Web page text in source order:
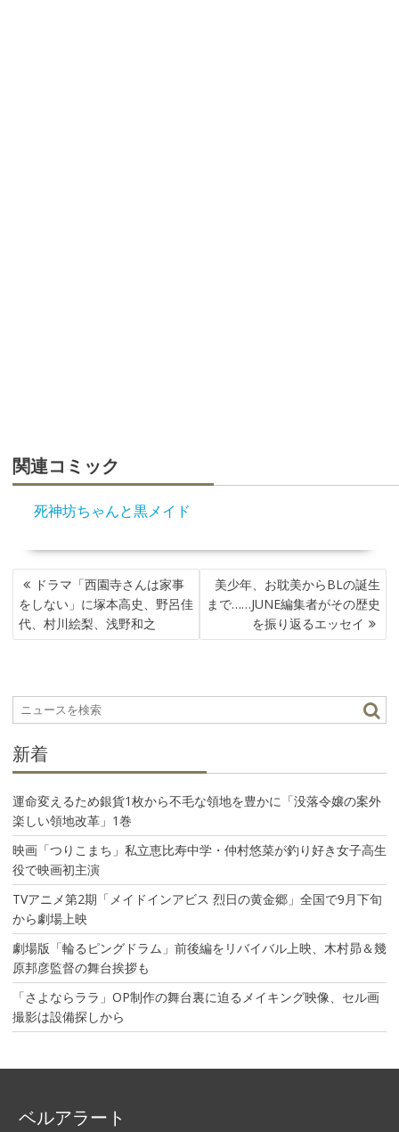
関連コミック
死神坊ちゃんと黒メイド
投
稿
ナ
ビ
シ
ョ
ドラマ「西園寺さんは家事
をしない」に塚本高史、野呂佳
代、村川絵梨、浅野和之
美少年、お耽美からBLの誕生
まで……JUNE編集者がその歴史
を振り返るエッセイ
新着
運命変えるため銀貨1枚から不毛な領地を豊かに「没落令嬢の案外
楽しい領地改革」1巻
映画「つりこまち」私立恵比寿中学・仲村悠菜が釣り好き女子高生
役で映画初主演
TVアニメ第2期「メイドインアビス 烈日の黄金郷」全国で9月下旬
から劇場上映
劇場版「輪るピングドラム」前後編をリバイバル上映、木村昴＆幾
原邦彦監督の舞台挨拶も
「さよならララ」OP制作の舞台裏に迫るメイキング映像、セル画
撮影は設備探しから
ベルアラート